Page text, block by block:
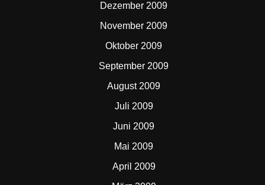
Dezember 2009
November 2009
Oktober 2009
September 2009
August 2009
Juli 2009
Juni 2009
Mai 2009
April 2009